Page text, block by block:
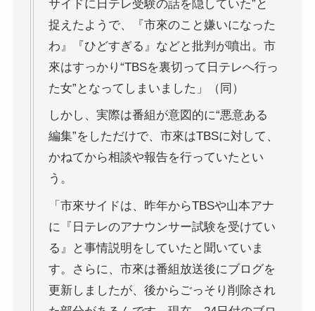
サイドに日テレ受験の話を隠していた”と
捉えたようで、『市來のこと嫌いになった
わ』『ひどすぎる』などと批判が噴出。市
來はすっかり“TBSを裏切って日テレへ行っ
た女”となってしまいました」（同）
しかし、実際は番組が意図的に“悪意ある
編集”をしただけで、市來はTBSに対して、
かねてから相談や報告を行っていたとい
う。
「市來サイドは、昨年からTBSや山本アナ
に『日テレのアナウンサー試験を受けてい
る』と事情説明をしていたと聞いていま
す。さらに、市來は番組放送後にブログを
更新しましたが、後からごっそり削除され